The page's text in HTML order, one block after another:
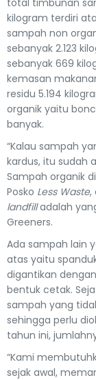
total timbunan
kilogram terdiri
sampah non
sebanyak 2.123
sebanyak 669
kemasan
residu 5.194
organik yaitu
banyak.
“Kalau sampah
kardus, itu sudah
Sampah organik
Posko Less Waste,
landfilladalah
Greeners.
Ada sampah lain
atas yaitu
digantikan
bentuk cetak.
sampah yang
sehingga perlu
tahun ini,
“Kami
sejak awal,